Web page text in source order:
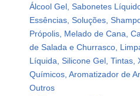
Álcool Gel, Sabonetes
Essências, Soluções,
Própolis, Melado de Cana,
de Salada e Churrasco,
Líquida, Silicone Gel, Tintas,
Químicos, Aromatizador de
Outros